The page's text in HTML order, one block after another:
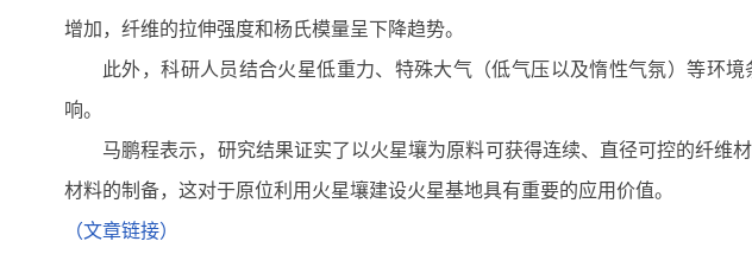
增加，纤维的拉伸强度和杨氏模量呈下降趋势。
此外，科研人员结合火星低重力、特殊大气（低气压以及惰性气氛）等环
响。
马鹏程表示，研究结果证实了以火星壤为原料可获得连续、直径可控的纤维
材料的制备，这对于原位利用火星壤建设火星基地具有重要的应用价值。
（文章链接）